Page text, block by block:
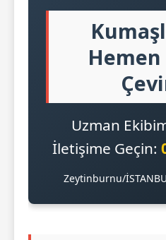
Uzman
İletişime Geçin:
Zeytinburnu/